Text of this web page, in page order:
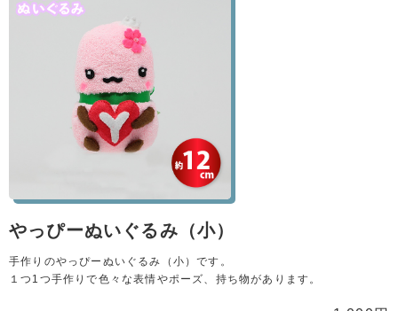
やっぴーぬいぐるみ（小）
手作りのやっぴーぬいぐるみ（小）です。
１つ1つ手作りで色々な表情やポーズ、持ち物があります。